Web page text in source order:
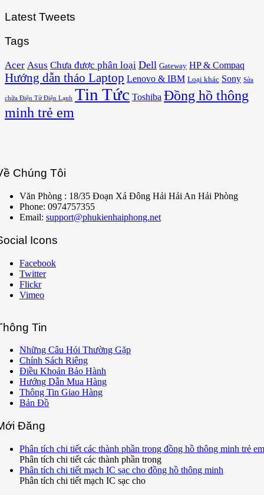
Latest Tweets
Tags
Acer Asus Chưa được phân loại Dell Gateway HP & Compaq
Hướng dẫn tháo Laptop Lenovo & IBM Loại khác Sony Sửa
chữa Điện Tử Điện Lạnh Tin Tức Toshiba Đồng hồ thông
minh trẻ em
Chúng Tôi
Văn Phòng : 18/35 Đoạn Xá Đông Hải Hải An Hải Phòng
Phone: 0974757355
Email: support@phukienhaiphong.net
Icons
Facebook
Twitter
Flickr
Vimeo
Tin
Những Câu Hỏi Thường Gặp
Chính Sách Riêng
Điều Khoản Bảo Hành
Hướng Dẫn Mua Hàng
Thông Tin Giao Hàng
Bản Đồ
Đăng
Phân tích chi tiết các thành phần trong đồng hồ thông minh trẻ em
Phân tích chi tiết các thành phần trong
Phân tích chi tiết mạch IC sạc cho đồng hồ thông minh
Phân tích chi tiết mạch IC sạc cho